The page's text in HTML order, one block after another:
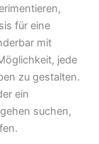
für eine
mit
jede
zu gestalten.
ein
suchen,